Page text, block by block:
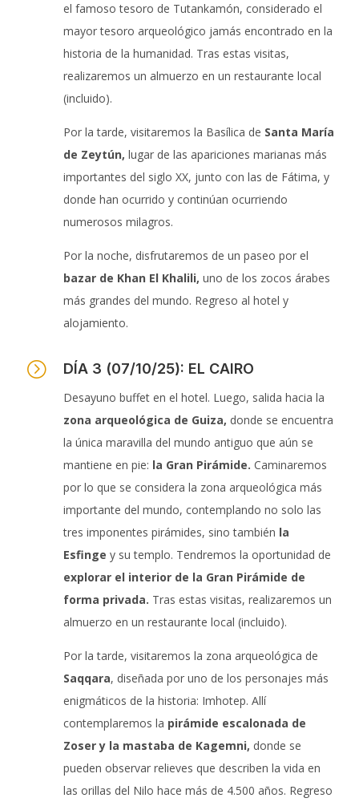
el famoso tesoro de Tutankamón, considerado el
mayor tesoro arqueológico jamás encontrado en la
historia de la humanidad. Tras estas visitas,
realizaremos un almuerzo en un restaurante local
(incluido).
Por la tarde, visitaremos la Basílica de Santa María
de Zeytún, lugar de las apariciones marianas más
importantes del siglo XX, junto con las de Fátima, y
donde han ocurrido y continúan ocurriendo
numerosos milagros.
Por la noche, disfrutaremos de un paseo por el
bazar de Khan El Khalili, uno de los zocos árabes
más grandes del mundo. Regreso al hotel y
alojamiento.
= DÍA 3 (07/10/25): EL CAIRO
Desayuno buffet en el hotel. Luego, salida hacia la
zona arqueológica de Guiza, donde se encuentra
la única maravilla del mundo antiguo que aún se
mantiene en pie: la Gran Pirámide. Caminaremos
por lo que se considera la zona arqueológica más
importante del mundo, contemplando no solo las
tres imponentes pirámides, sino también la
Esfinge y su templo. Tendremos la oportunidad de
explorar el interior de la Gran Pirámide de
forma privada. Tras estas visitas, realizaremos un
almuerzo en un restaurante local (incluido).
Por la tarde, visitaremos la zona arqueológica de
Saqqara, diseñada por uno de los personajes más
enigmáticos de la historia: Imhotep. Allí
contemplaremos la pirámide escalonada de
Zoser y la mastaba de Kagemni, donde se
pueden observar relieves que describen la vida en
las orillas del Nilo hace más de 4.500 años. Regreso